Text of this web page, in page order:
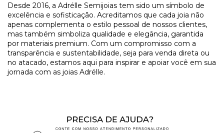
​Desde 2016, a Adrélle Semijoias tem sido um símbolo de
excelência e sofisticação. Acreditamos que cada joia não
apenas complementa o estilo pessoal de nossos clientes,
mas também simboliza qualidade e elegância, garantida
por materiais premium. Com um compromisso com a
transparência e sustentabilidade, seja para venda direta ou
no atacado, estamos aqui para inspirar e apoiar você em sua
jornada com as joias Adrélle.